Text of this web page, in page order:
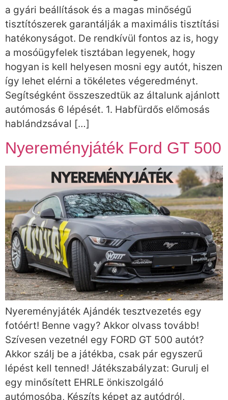
a gyári beállítások és a magas minőségű
tisztítószerek garantálják a maximális tisztítási
hatékonyságot. De rendkívül fontos az is, hogy
a mosóügyfelek tisztában legyenek, hogy
hogyan is kell helyesen mosni egy autót, hiszen
így lehet elérni a tökéletes végeredményt.
Segítségként összeszedtük az általunk ajánlott
autómosás 6 lépését. 1. Habfürdős előmosás
hablándzsával […]
Nyereményjáték Ford GT 500
Nyereményjáték Ajándék tesztvezetés egy
fotóért! Benne vagy? Akkor olvass tovább!
Szívesen vezetnél egy FORD GT 500 autót?
Akkor szálj be a játékba, csak pár egyszerű
lépést kell tenned! Játékszabályzat: Gurulj el
egy minősített EHRLE önkiszolgáló
autómosóba, Készíts képet az autódról,